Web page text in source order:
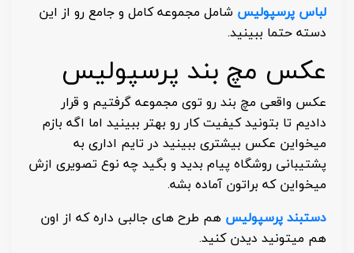
لباس پرسپولیس شامل مجموعه کامل و جامع رو از این
دسته حتما ببینید.
عکس مچ بند پرسپولیس
عکس واقعی مچ بند رو توی مجموعه گرفتیم و قرار
دادیم تا بتونید کیفیت کار رو بهتر ببینید اما اگه بازم
میخواین عکس بیشتری ببینید در تایم اداری به
پشتیبانی روشگاه پیام بدید و بگید چه نوع تصویری ازش
میخواین که براتون آماده بشه.
دستبند پرسپولیس هم طرح های جالبی داره که از اون
هم میتونید دیدن کنید.